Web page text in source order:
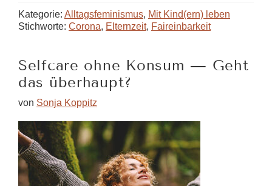
–
was
eigentlich?
Kategorie: Alltagsfeminismus, Mit Kind(ern) leben
Stichworte: Corona, Elternzeit, Faireinbarkeit
Selfcare ohne Konsum — Geht
das überhaupt?
von Sonja Koppitz